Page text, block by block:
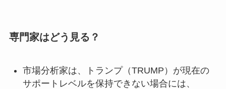
専門家はどう見る？
市場分析家は、トランプ（TRUMP）が現在の
サポートレベルを保持できない場合には、